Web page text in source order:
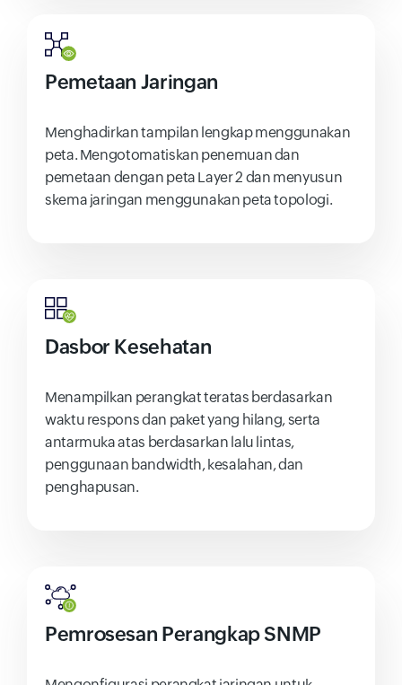
Pemetaan Jaringan
Menghadirkan tampilan lengkap menggunakan
peta. Mengotomatiskan penemuan dan
pemetaan dengan peta Layer 2 dan menyusun
skema jaringan menggunakan peta topologi.
Dasbor Kesehatan
Menampilkan perangkat teratas berdasarkan
waktu respons dan paket yang hilang, serta
antarmuka atas berdasarkan lalu lintas,
penggunaan bandwidth, kesalahan, dan
penghapusan.
Pemrosesan Perangkap SNMP